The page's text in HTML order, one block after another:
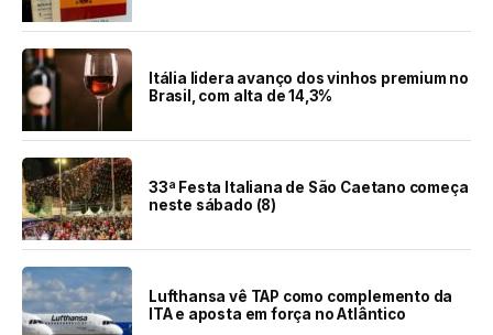
Itália lidera avanço dos vinhos premium no
Brasil, com alta de 14,3%
33ª Festa Italiana de São Caetano começa
neste sábado (8)
Lufthansa vê TAP como complemento da
ITA e aposta em força no Atlântico